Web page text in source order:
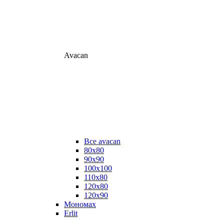
Avacan
Все avacan
80х80
90х90
100х100
110х80
120х80
120х90
Мономах
Erlit